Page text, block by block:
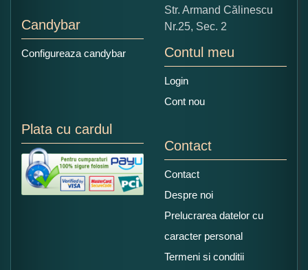
Candybar
Configureaza candybar
Str. Armand Călinescu
Nr.25, Sec. 2
Contul meu
Login
Cont nou
Plata cu cardul
Contact
Contact
Despre noi
Prelucrarea datelor cu
caracter personal
Termeni si conditii